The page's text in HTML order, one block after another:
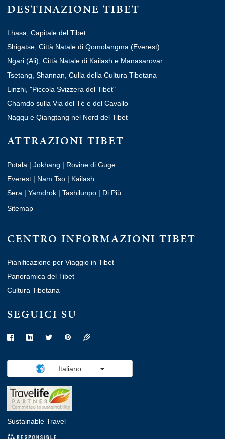
DESTINAZIONE TIBET
Lhasa, Capitale del Tibet
Shigatse, Città Natale di Qomolangma (Everest)
Ngari (Ali), Città Natale di Kailash e Manasarovar
Tsetang, Shannan, Culla della Cultura Tibetana
Linzhi, "Piccola Svizzera del Tibet"
Chamdo sulla Via del Tè e del Cavallo
Nagqu e Qiangtang nel Nord del Tibet
ATTRAZIONI TIBET
Potala | Jokhang | Rovine di Guge
Everest | Nam Tso | Kailash
Sera | Yamdrok | Tashilunpo | Di Più
Sitemap
CENTRO INFORMAZIONI TIBET
Pianificazione per Viaggio in Tibet
Panoramica del Tibet
Cultura Tibetana
SEGUICI SU
Italiano
Sustainable Travel